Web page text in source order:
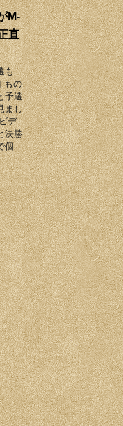
M-
直
も
もの
予選
まし
デ
決勝
個